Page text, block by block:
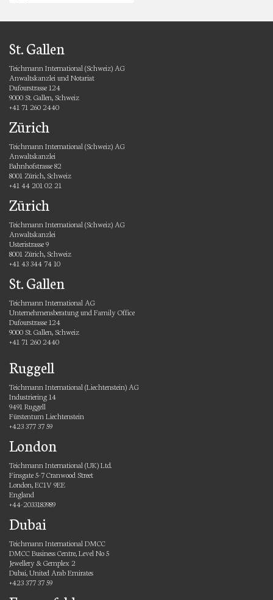
St. Gallen
Teichmann International (Schweiz) AG
Anwaltskanzlei und Notariat
Dufourstrasse 124
9000 St. Gallen, Schweiz
+41 71 260 2440
Zürich
Teichmann International (Schweiz) AG
Anwaltskanzlei
Bahnhofstrasse 82
8001 Zürich, Schweiz
+41 44 201 02 21
Zürich
Teichmann International (Schweiz) AG
Anwaltskanzlei
Usteristrasse 9
8001 Zürich, Schweiz
+41 43 344 74 10
St. Gallen
Teichmann International AG
Unternehmensberatung und Family Office
Dufourstrasse 124
9000 St. Gallen, Schweiz
+41 71 260 2440
Ruggell
Teichmann International (Liechtenstein) AG
Industriering 14
9491 Ruggell
Fürstentum Liechtenstein
+423 377 37 59
London
Teichmann International (UK) Ltd.
Finsgate 5-7 Cranwood Street
London, EC1V 9EE
England
+44-2033183989
Dubai
Teichmann International DMCC
DMCC Business Centre, Level No 5
Jewellery & Gemplex 2
Dubai, United Arab Emirates
+423 377 37 59